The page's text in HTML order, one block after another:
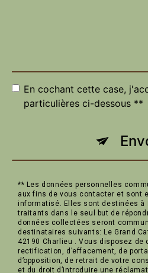
En cochant cette case,
particulières ci-dessous **
** Les données personnelles
aux fins de vous contacter et sont
informatisé. Elles sont destinées à
traitants dans le seul but de
données collectées seront
destinataires suivants: Le Grand
42190 Charlieu . Vous disposez de
rectification, d’effacement, de
d’opposition, de retrait de votre
et du droit d’introduire une